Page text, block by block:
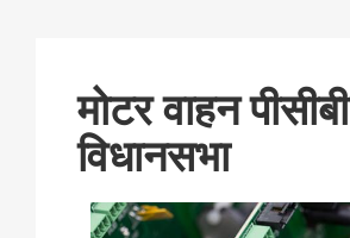
मोटर वाहन पीसीबी
विधानसभा